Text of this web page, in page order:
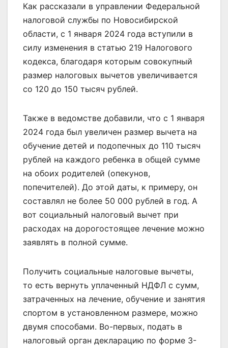
Как рассказали в управлении Федеральной
налоговой службы по Новосибирской
области, с 1 января 2024 года вступили в
силу изменения в статью 219 Налогового
кодекса, благодаря которым совокупный
размер налоговых вычетов увеличивается
со 120 до 150 тысяч рублей.
Также в ведомстве добавили, что с 1 января
2024 года был увеличен размер вычета на
обучение детей и подопечных до 110 тысяч
рублей на каждого ребенка в общей сумме
на обоих родителей (опекунов,
попечителей). До этой даты, к примеру, он
составлял не более 50 000 рублей в год. А
вот социальный налоговый вычет при
расходах на дорогостоящее лечение можно
заявлять в полной сумме.
Получить социальные налоговые вычеты,
то есть вернуть уплаченный НДФЛ с сумм,
затраченных на лечение, обучение и занятия
спортом в установленном размере, можно
двумя способами. Во-первых, подать в
налоговый орган декларацию по форме 3-